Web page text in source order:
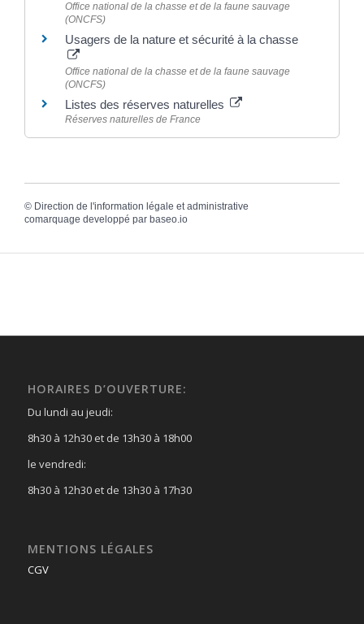
Office national de la chasse et de la faune sauvage
(ONCFS)
Usagers de la nature et sécurité à la chasse
Office national de la chasse et de la faune sauvage
(ONCFS)
Listes des réserves naturelles
Réserves naturelles de France
© Direction de l'information légale et administrative
comarquage developpé par baseo.io
HORAIRES D’OUVERTURE:
Du lundi au jeudi:
8h30 à 12h30 et de 13h30 à 18h00
le vendredi:
8h30 à 12h30 et de 13h30 à 17h30
MENTIONS LÉGALES
CGV